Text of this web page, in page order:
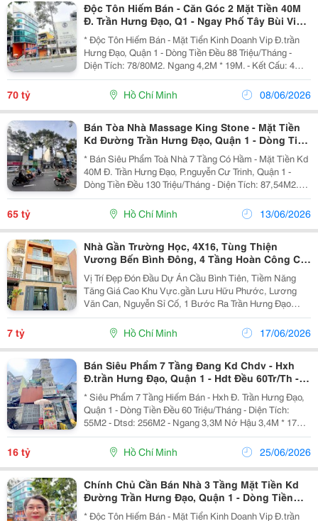
Độc Tôn Hiếm Bán - Căn Góc 2 Mặt Tiền 40M
Đ. Trần Hưng Đạo, Q1 - Ngay Phố Tây Bùi Viện
- Dòng Tiền Đều 88Tr/Th*Lh Giang Giang:
* Độc Tôn Hiếm Bán - Mặt Tiển Kinh Doanh Vip Đ.trần
Hưng Đạo, Quận 1 - Dòng Tiền Đều 88 Triệu/Tháng -
Diện Tích: 78/80M2. Ngang 4,2M * 19M. - Kết Cấu: 4
Tầng. - Vị Trí Siêu Đắc Địa Ngay Phố Tây Bùi Viện - Vài
Bước Ra Chợ Bến Thành - Đường Hoa...
70 tỷ Hồ Chí Minh 08/06/2026
Bán Tòa Nhà Massage King Stone - Mặt Tiền
Kd Đường Trần Hưng Đạo, Quận 1 - Dòng Tiền
Đều 130 Triệu/Tháng* Lh Giang Giang:
* Bán Siêu Phẩm Toà Nhà 7 Tầng Có Hầm - Mặt Tiền Kd
40M Đ. Trần Hưng Đạo, P.nguyễn Cư Trinh, Quận 1 -
Dòng Tiền Đều 130 Triệu/Tháng - Diện Tích: 87,54M2.
Ngang 3,5M Nở Hậu 5,1M * 20M. - Kết Cấu: 1 Hầm - 6
Tầng - Thang Máy. - Đang Kinh Doanh...
65 tỷ Hồ Chí Minh 13/06/2026
Nhà Gần Trường Học, 4X16, Tùng Thiện
Vương Bến Bình Đông, 4 Tầng Hoàn Công Chỉ
7 Tỷ
Vị Trí Đẹp Đón Đầu Dự Án Cầu Bình Tiên, Tiềm Năng
Tăng Giá Cao Khu Vực.gần Lưu Hữu Phước, Lương
Văn Can, Nguyễn Sỉ Cố, 1 Bước Ra Trần Hưng Đạo
Quận 5, Quận 10.Tiện Ích Xung Quanh Không Thiếu Gì,
Chợ, Trường Học, Bệnh Viện.chánh Chuyên Nhà Pháp
7 tỷ Hồ Chí Minh 17/06/2026
Bán Siêu Phẩm 7 Tầng Đang Kd Chdv - Hxh
Đ.trần Hưng Đạo, Quận 1 - Hdt Đều 60Tr/Th -
Chỉ 30M Nhìn Ra Mt Lớn - Hiếm Nhà Bán
* Siêu Phẩm 7 Tầng Hiếm Bán - Hxh Đ. Trần Hưng Đạo,
Quận 1 - Dòng Tiền Đều 60 Triệu/Tháng - Diện Tích:
55M2 - Dtsd: 256M2 - Ngang 3,3M Nở Hậu 3,4M * 17M -
Đất Nở Hậu Vuông Đẹp Phong Thuỷ Tốt Cho Gia Chủ
Trong Kinh Doanh. - Kết Cấu: 7 Tầng Btct -...
16 tỷ Hồ Chí Minh 25/06/2026
Chính Chủ Cần Bán Nhà 3 Tầng Mặt Tiền Kd
Đường Trần Hưng Đạo, Quận 1 - Dòng Tiền
Thuê Đều 88Tr/Th*Lh Giang Giang:
* Độc Tôn Hiếm Bán - Mặt Tiển Kinh Doanh Vip Đ.trần